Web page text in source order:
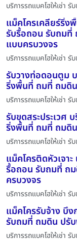
บริการรถแบคโฮให้เช่า
แม็คโครเคลียร์ริ่ง
รับรื้อถอน รับถมที่
แบบครบวงจร
บริการรถแบคโฮให้เช่า
รับวางท่อดอนตูม
ริ่งพื้นที่ ถมที่ ถมดิน
บริการรถแบคโฮให้เช่า
รับขุดสระประเวศ
ริ่งพื้นที่ ถมที่ ถมดิน
บริการรถแบคโฮให้เช่า
แม็คโครติดหัวเจา
รื้อถอน รับถมที่ ถ
ครบวงจร
บริการรถแบคโฮให้เช่า
แม็คโครรับจ้าง บึง
รับถมที่ ถมดิน ปรั
บริการรถแบคโฮให้เช่า